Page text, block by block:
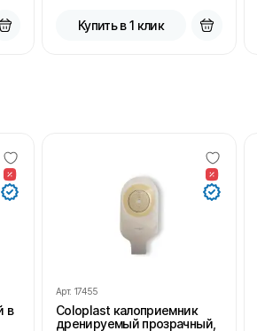
Купить в 1 клик
в
Арт. 17455
Coloplast калоприемник
дренируемый прозрачный,